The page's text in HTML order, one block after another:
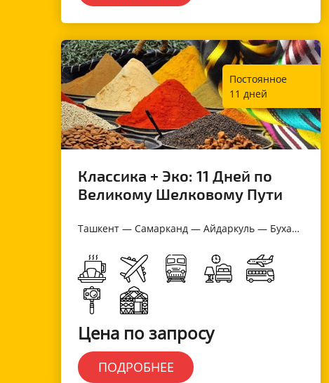
Постоянное
11 дней
Классика + Эко: 11 Дней по
Великому Шелковому Пути
Ташкент — Самарканд — Айдаркуль — Бухара — Хива — Ташкент
Цена по запросу
ПОДРОБНЕЕ